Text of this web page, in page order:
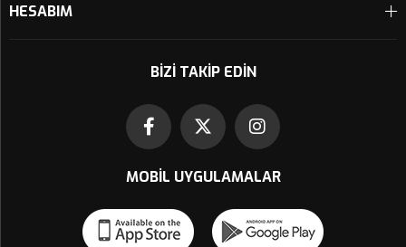
HESABIM
BIZI TAKIP EDIN
MOBIL UYGULAMALAR